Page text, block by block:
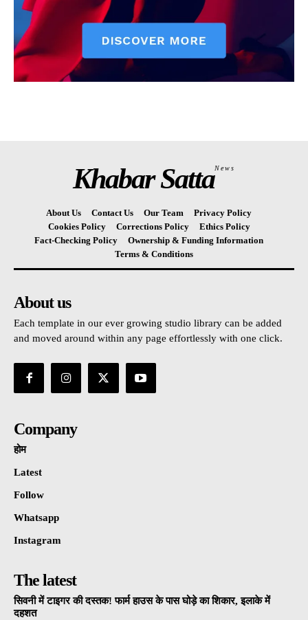
Khabar SattaNews
About Us Contact Us Our Team
Privacy Policy
Cookies Policy
Corrections Policy
Ethics Policy
Fact-Checking Policy
Ownership & Funding Information
Terms & Conditions
About us
Each template in our ever growing studio library can be added
and moved around within any page effortlessly with one click.
Company
होम
Latest
Follow
Whatsapp
Instagram
The latest
सिवनी में टाइगर की दस्तक! फार्म हाउस के पास घोड़े का शिकार, इलाके में
दहशत